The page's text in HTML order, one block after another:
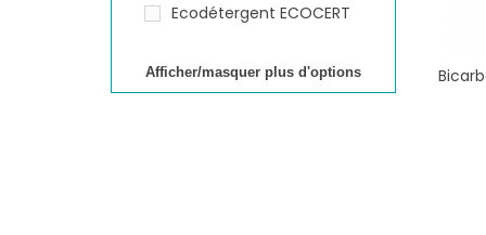
Ecodétergent ECOCERT
Afficher/masquer plus d'options